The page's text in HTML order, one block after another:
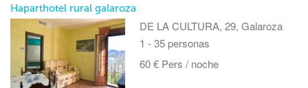
Haparthotel rural galaroza
DE LA CULTURA, 29, Galaroza
1 - 35 personas
60 € Pers / noche